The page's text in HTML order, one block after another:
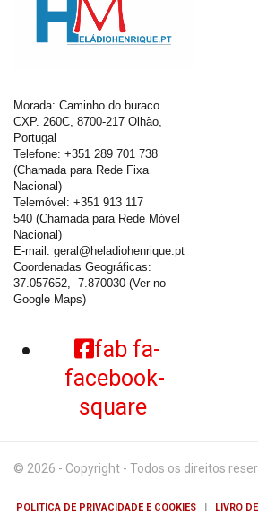
Morada: Caminho do buraco
CXP. 260C, 8700-217 Olhão,
Portugal
Telefone: +351 289 701 738
(Chamada para Rede Fixa
Nacional)
Telemóvel: +351 913 117
540 (Chamada para Rede Móvel
Nacional)
E-mail: geral@heladiohenrique.pt
Coordenadas Geográficas:
37.057652, -7.870030 (Ver no
Google Maps)
fab fa-
facebook-
square
© 2026 - Copyright - Todos os direitos
POLITICA DE PRIVACIDADE E COOKIES | LIVRO